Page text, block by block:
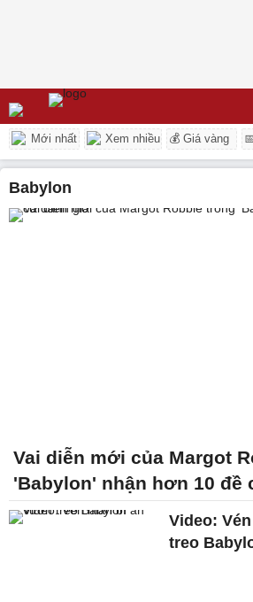
Mới nhất Xem nhiều 💰 Giá vàng
babylon
Vai diễn mới của Margot
'Babylon' nhận hơn 10 đề
Video:
treo